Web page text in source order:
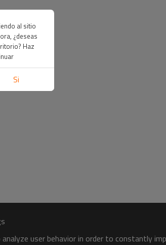
user behavior in order to constantly
al sitio
¿deseas
Haz
Si